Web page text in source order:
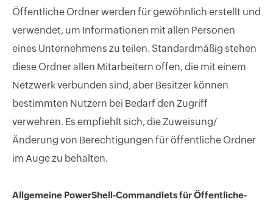
Öffentliche Ordner werden für gewöhnlich erstellt und
verwendet, um Informationen mit allen Personen
eines Unternehmens zu teilen. Standardmäßig stehen
diese Ordner allen Mitarbeitern offen, die mit einem
Netzwerk verbunden sind, aber Besitzer können
bestimmten Nutzern bei Bedarf den Zugriff
verwehren. Es empfiehlt sich, die Zuweisung/
Änderung von Berechtigungen für öffentliche Ordner
im Auge zu behalten.
Allgemeine PowerShell-Commandlets für Öffentliche-